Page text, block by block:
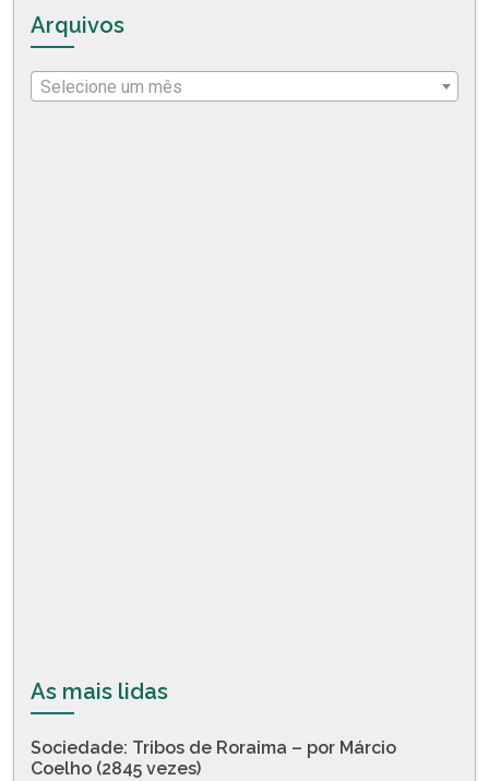
Arquivos
Selecione um mês
As mais lidas
Sociedade: Tribos de Roraima – por Márcio
Coelho (2845 vezes)